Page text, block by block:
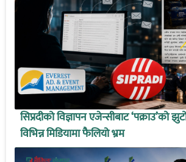
सिप्रदीको विज्ञापन एजेन्सीबाट ‘पक्राउ’को
विभिन्न मिडियामा फैलियो भ्रम